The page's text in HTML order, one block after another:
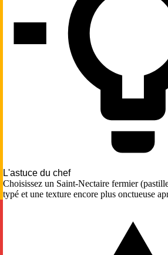
L'astuce du chef
Choisissez un Saint-Nectaire fermier
typé et une texture encore plus onctueuse